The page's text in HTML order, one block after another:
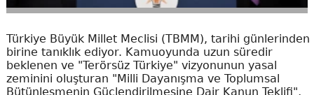
Türkiye Büyük Millet Meclisi (TBMM), tarihi günlerinden
birine tanıklık ediyor. Kamuoyunda uzun süredir
beklenen ve "Terörsüz Türkiye" vizyonunun yasal
zeminini oluşturan "Milli Dayanışma ve Toplumsal
Bütünleşmenin Güçlendirilmesine Dair Kanun Teklifi",